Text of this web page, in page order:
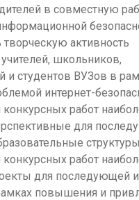
в совместную
активность
школьников,
и студентов ВУЗов в
интернет-
работ
для
работ
для последующей
повышения и